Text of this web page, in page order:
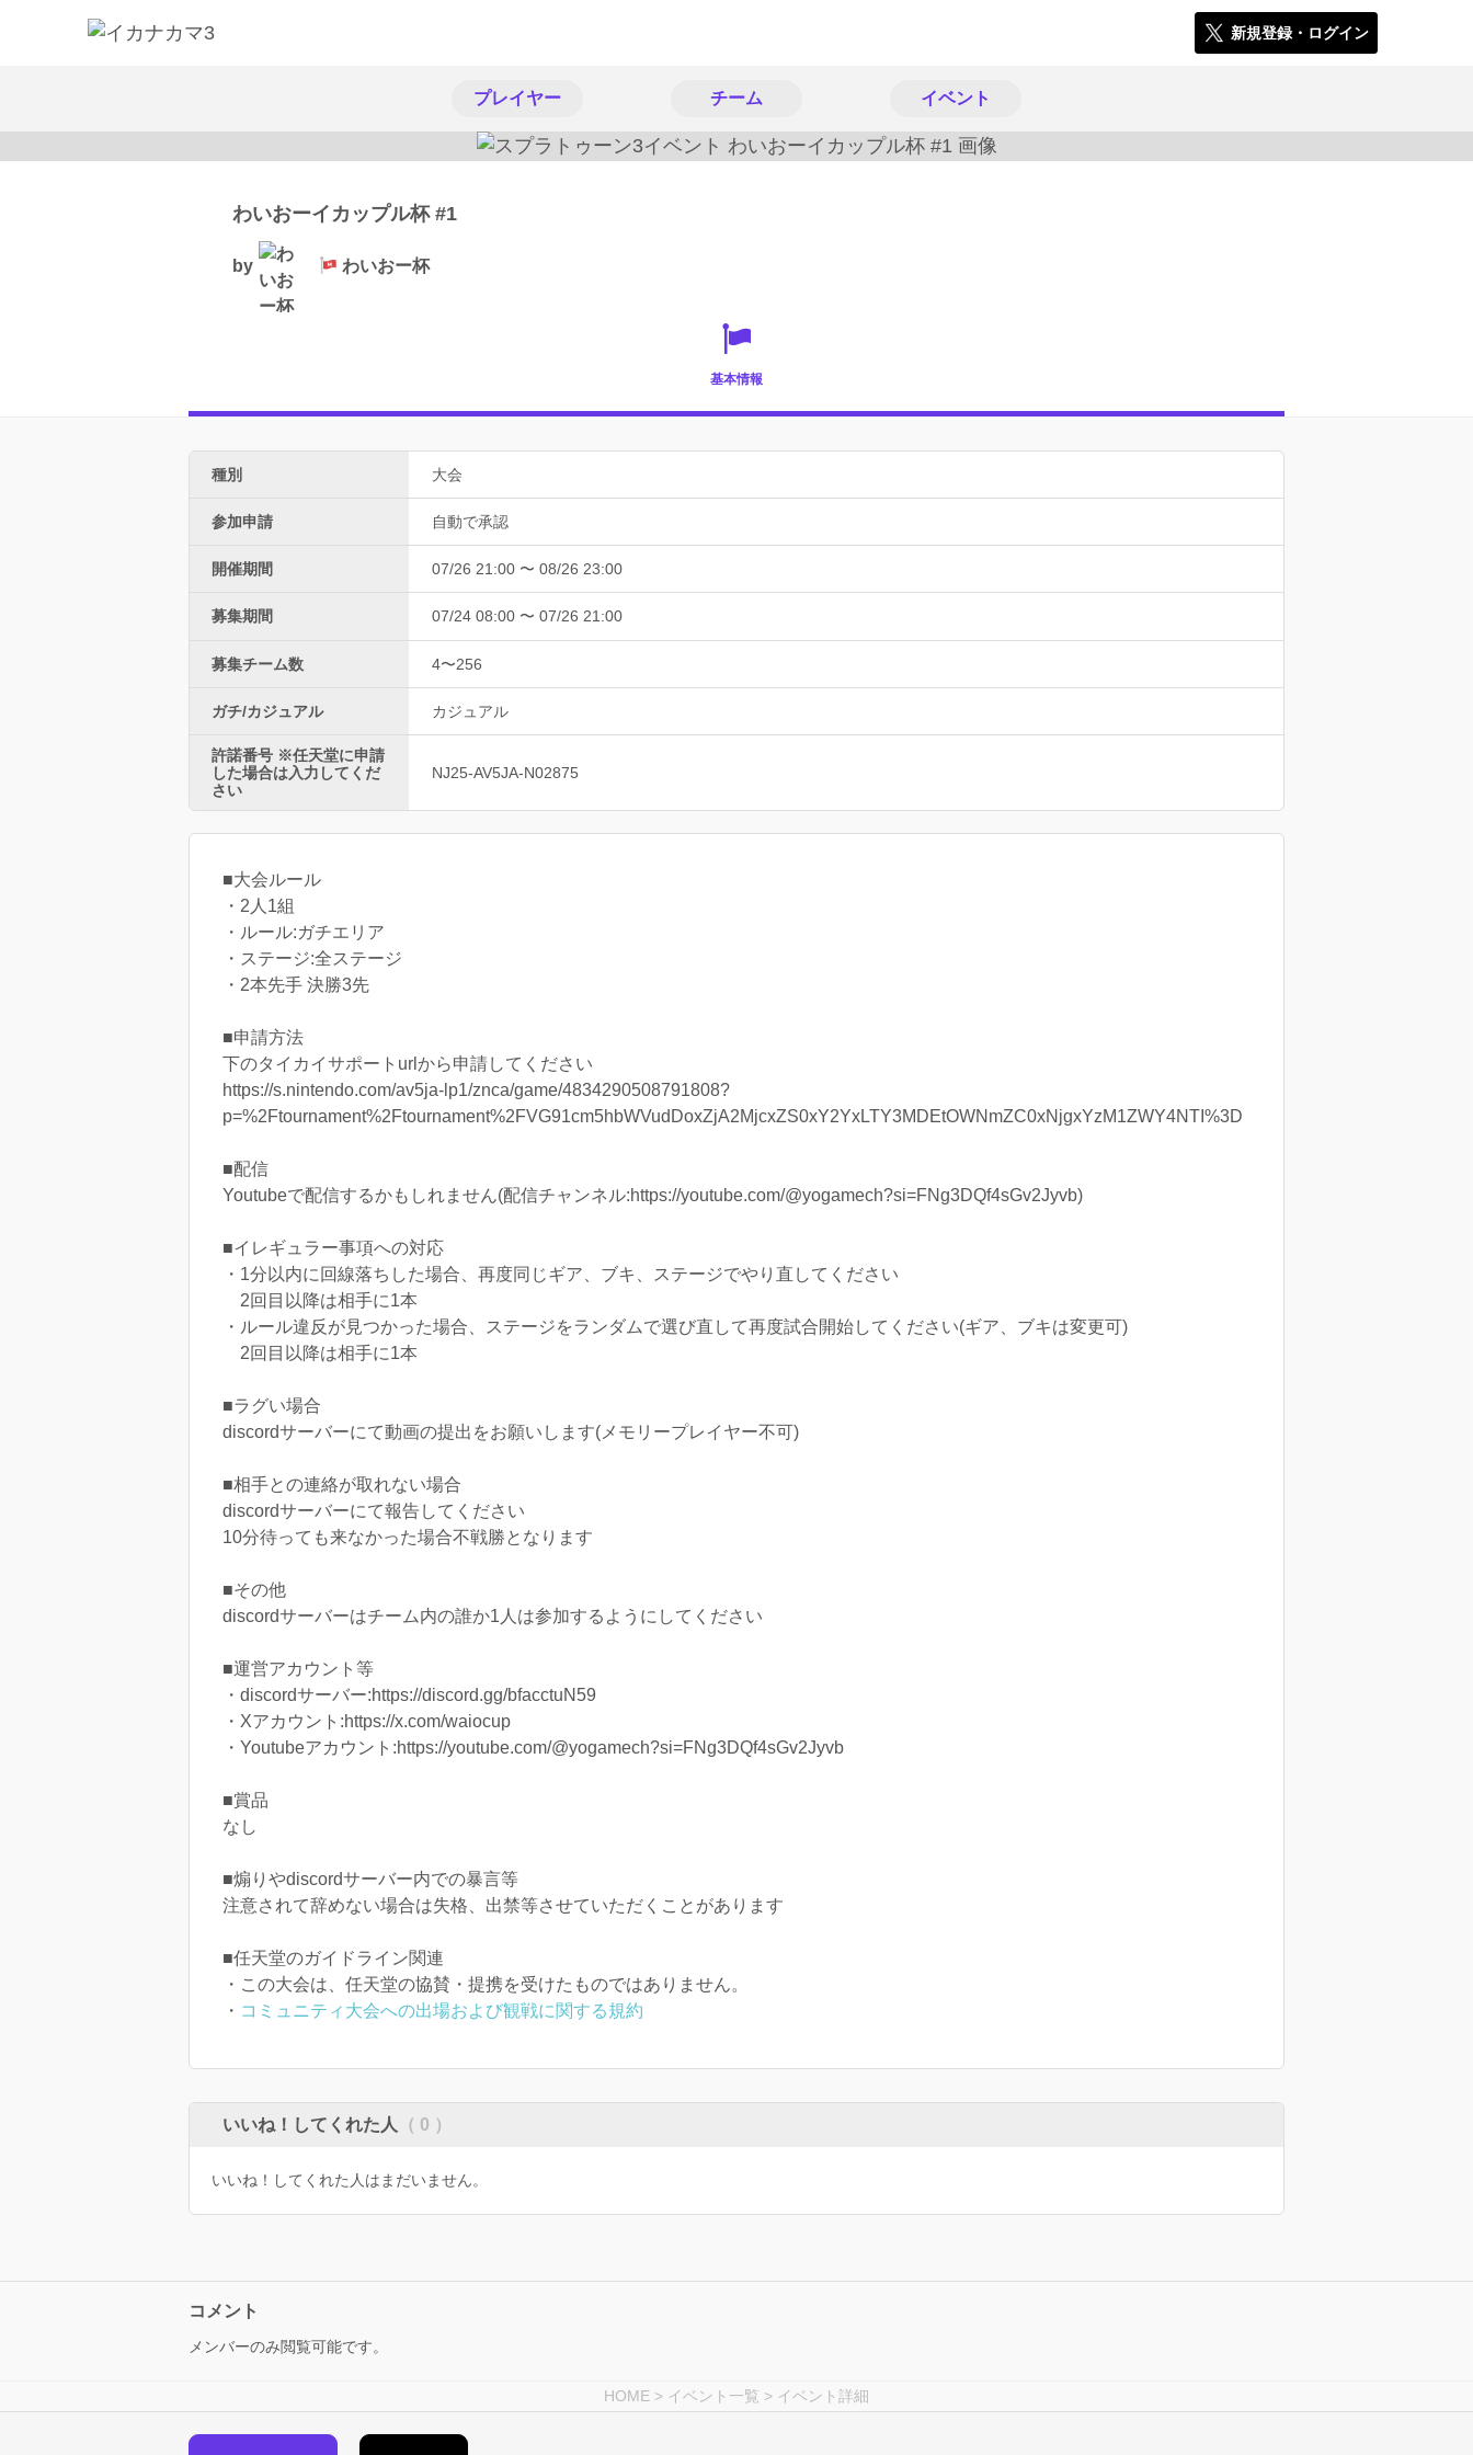
新規登録・ログイン
プレイヤー チーム イベント
わいおーイカップル杯 #1
by わいおー杯
基本情報
種別 大会
参加申請 自動で承認
開催期間 07/26 21:00 〜 08/26 23:00
募集期間 07/24 08:00 〜 07/26 21:00
募集チーム数 4〜256
ガチ/カジュアル カジュアル
許諾番号 ※任天堂に申請
した場合は入力してくだ
さい
NJ25-AV5JA-N02875
■大会ルール
・2人1組
・ルール:ガチエリア
・ステージ:全ステージ
・2本先手 決勝3先
■申請方法
下のタイカイサポートurlから申請してください
https://s.nintendo.com/av5ja-lp1/znca/game/4834290508791808?
p=%2Ftournament%2Ftournament%2FVG91cm5hbWVudDoxZjA2MjcxZS0xY2YxLTY3MDEtOWNmZC0xNjgxYzM1ZWY4NTI%3D
■配信
Youtubeで配信するかもしれません(配信チャンネル:https://youtube.com/@yogamech?si=FNg3DQf4sGv2Jyvb)
■イレギュラー事項への対応
・1分以内に回線落ちした場合、再度同じギア、ブキ、ステージでやり直してください
2回目以降は相手に1本
・ルール違反が見つかった場合、ステージをランダムで選び直して再度試合開始してください(ギア、ブキは変更可)
2回目以降は相手に1本
■ラグい場合
discordサーバーにて動画の提出をお願いします(メモリープレイヤー不可)
■相手との連絡が取れない場合
discordサーバーにて報告してください
10分待っても来なかった場合不戦勝となります
■その他
discordサーバーはチーム内の誰か1人は参加するようにしてください
■運営アカウント等
・discordサーバー:https://discord.gg/bfacctuN59
・Xアカウント:https://x.com/waiocup
・Youtubeアカウント:https://youtube.com/@yogamech?si=FNg3DQf4sGv2Jyvb
■賞品
なし
■煽りやdiscordサーバー内での暴言等
注意されて辞めない場合は失格、出禁等させていただくことがあります
■任天堂のガイドライン関連
・この大会は、任天堂の協賛・提携を受けたものではありません。
・ コミュニティ大会への出場および観戦に関する規約
いいね！してくれた人 （ 0 ）
いいね！してくれた人はまだいません。
コメント
メンバーのみ閲覧可能です。
HOME > イベント一覧 > イベント詳細